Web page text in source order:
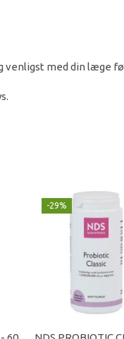
venligst med din læge
-29%